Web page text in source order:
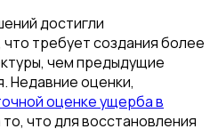
достигли
требует создания более
чем предыдущие
Недавние оценки,
оценке ущерба в
что для восстановления